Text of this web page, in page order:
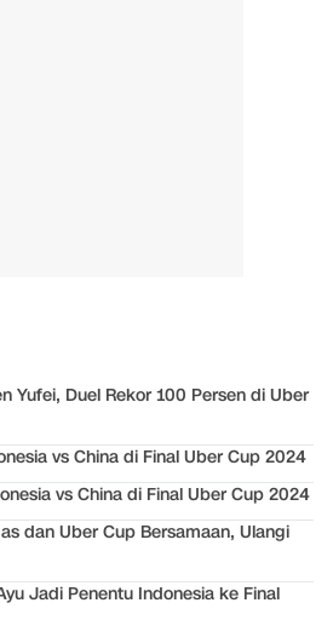
Yufei, Duel Rekor 100 Persen di Uber
vs China di Final Uber Cup 2024
vs China di Final Uber Cup 2024
dan Uber Cup Bersamaan, Ulangi
Jadi Penentu Indonesia ke Final